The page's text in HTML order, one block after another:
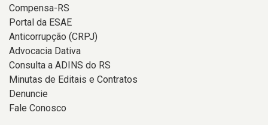
Compensa-RS
Portal da ESAE
Anticorrupção (CRPJ)
Advocacia Dativa
Consulta a ADINS do RS
Minutas de Editais e Contratos
Denuncie
Fale Conosco